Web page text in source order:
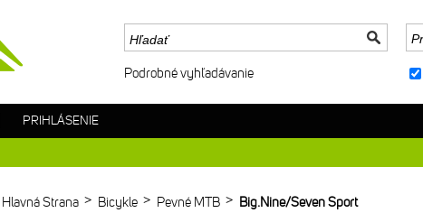
Hlavná Strana > Bicykle > Pevné MTB > Big.Nine/Seven Sport
Podrobné vyhľadávanie
PRIHLÁSENIE